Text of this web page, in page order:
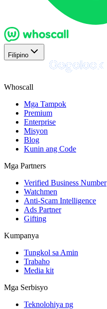
Filipino
Whoscall
Mga Tampok
Premium
Enterprise
Misyon
Blog
Kunin ang Code
Mga Partners
Verified Business Number
Watchmen
Anti-Scam Intelligence
Ads Partner
Gifting
Kumpanya
Tungkol sa Amin
Trabaho
Media kit
Mga Serbisyo
Teknolohiya ng